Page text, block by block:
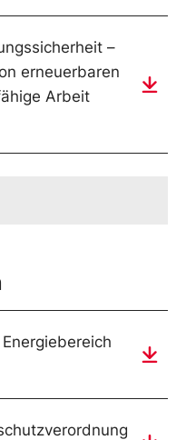
–
erneuerbaren
Arbeit